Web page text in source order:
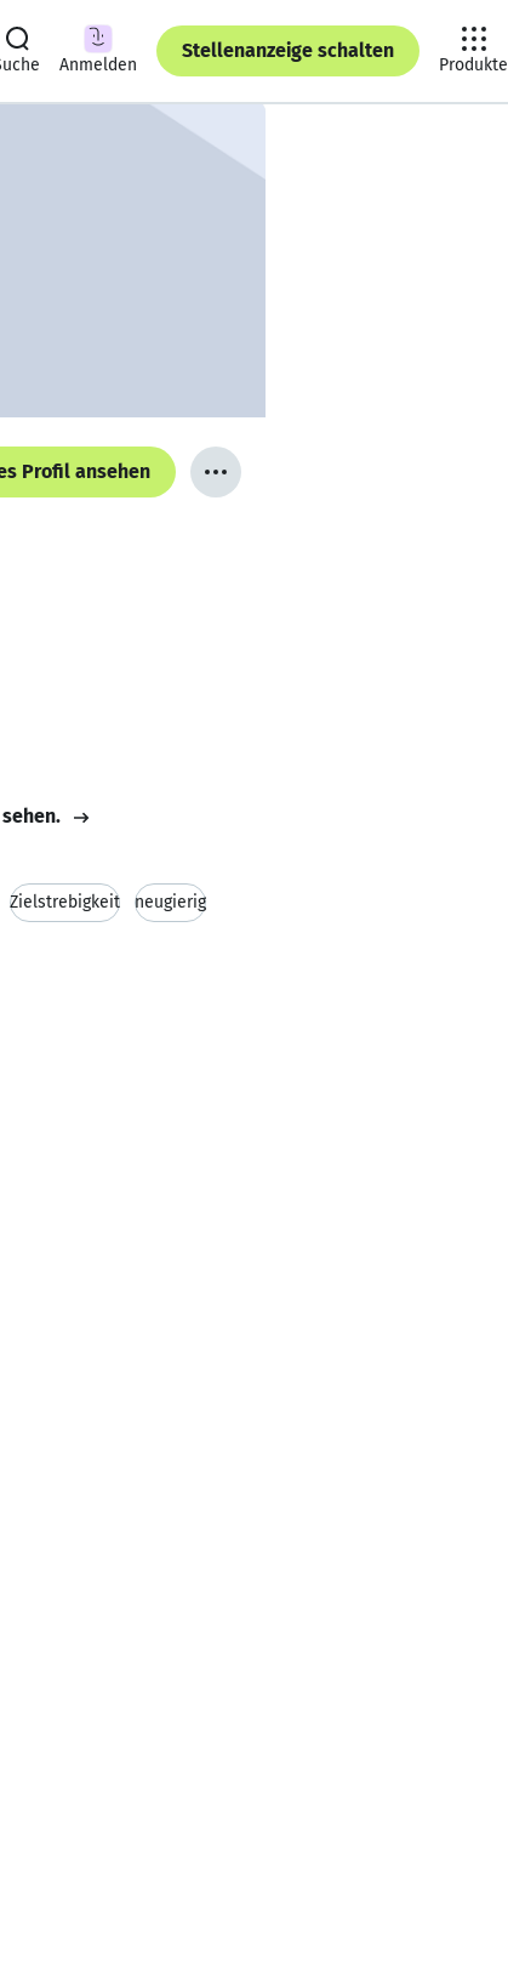
Anmelden
Stellenanzeige schalten
Produkte
Profil ansehen
Zielstrebigkeit neugierig